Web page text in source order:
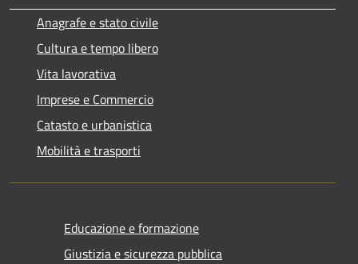
Anagrafe e stato civile
Cultura e tempo libero
Vita lavorativa
Imprese e Commercio
Catasto e urbanistica
Mobilità e trasporti
Educazione e formazione
Giustizia e sicurezza pubblica